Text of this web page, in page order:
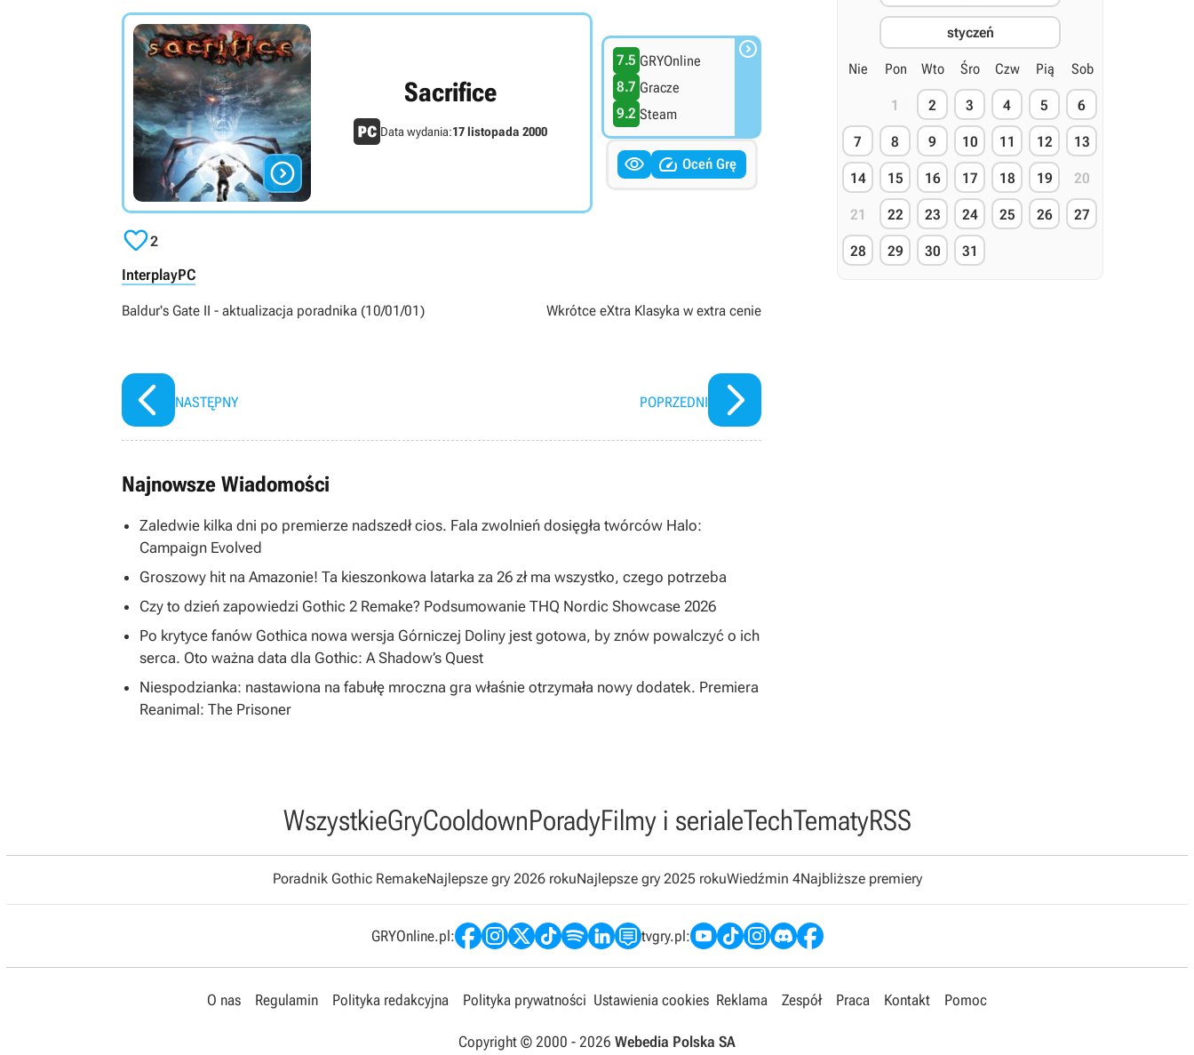

Sacrifice
Data wydania:17 listopada 2000
7.5 GRYOnline
8.7 Gracze
9.2 Steam

  Oceń Grę
2
InterplayPC
Baldur's Gate II - aktualizacja poradnika (10/01/01)
NASTĘPNY
Wkrótce eXtra Klasyka w extra cenie
POPRZEDNI
Najnowsze Wiadomości
Zaledwie kilka dni po premierze nadszedł cios. Fala zwolnień dosięgła twórców Halo:
Campaign Evolved
Groszowy hit na Amazonie! Ta kieszonkowa latarka za 26 zł ma wszystko, czego potrzeba
Czy to dzień zapowiedzi Gothic 2 Remake? Podsumowanie THQ Nordic Showcase 2026
Po krytyce fanów Gothica nowa wersja Górniczej Doliny jest gotowa, by znów powalczyć o ich
serca. Oto ważna data dla Gothic: A Shadow’s Quest
Niespodzianka: nastawiona na fabułę mroczna gra właśnie otrzymała nowy dodatek. Premiera
Reanimal: The Prisoner
styczeń
Nie Pon Wto Śro Czw Pią Sob
1 2 3 4 5 6
7 8 9 10 11 12 13
14 15 16 17 18 19 20
21 22 23 24 25 26 27
28 29 30 31
WszystkieGryCooldownPoradyFilmy i serialeTechTematyRSS
Poradnik Gothic RemakeNajlepsze gry 2026 rokuNajlepsze gry 2025 rokuWiedźmin 4Najbliższe premiery
GRYOnline.pl: tvgry.pl:
O nas Regulamin Polityka redakcyjna Polityka prywatności Ustawienia cookies Reklama Zespół Praca Kontakt Pomoc
Copyright © 2000 - 2026 Webedia Polska SA